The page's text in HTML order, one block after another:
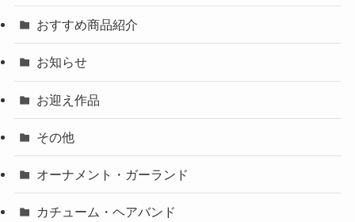
おすすめ商品紹介
お知らせ
お迎え作品
その他
オーナメント・ガーランド
カチューム・ヘアバンド